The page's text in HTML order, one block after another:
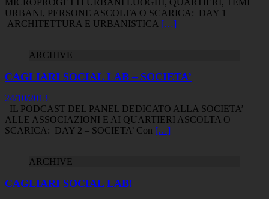
MICROPROGETTI URBANI LUOGHI, QUARTIERI, TEMI
URBANI, PERSONE ASCOLTA O SCARICA: DAY 1 –
ARCHITETTURA E URBANISTICA […]
ARCHIVE
CAGLIARI SOCIAL LAB – SOCIETA’
24/10/2013
IL PODCAST DEL PANEL DEDICATO ALLA SOCIETA’
ALLE ASSOCIAZIONI E AI QUARTIERI ASCOLTA O
SCARICA: DAY 2 – SOCIETA’ Con […]
ARCHIVE
CAGLIARI SOCIAL LAB!